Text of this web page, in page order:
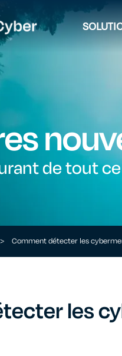
de tout
> Comment détecter les
les